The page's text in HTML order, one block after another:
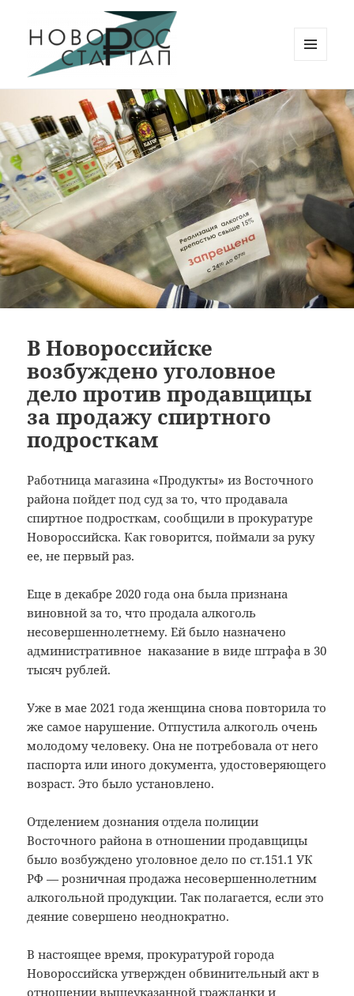
Новорос Стартап
ВИДЖЕТЫ
В Новороссийске
возбуждено уголовное
дело против продавщицы
за продажу спиртного
подросткам
Работница магазина «Продукты» из Восточного
района пойдет под суд за то, что продавала
спиртное подросткам, сообщили в прокуратуре
Новороссийска. Как говорится, поймали за руку
ее, не первый раз.
Еще в декабре 2020 года она была признана
виновной за то, что продала алкоголь
несовершеннолетнему. Ей было назначено
административное наказание в виде штрафа в 30
тысяч рублей.
Уже в мае 2021 года женщина снова повторила то
же самое нарушение. Отпустила алкоголь очень
молодому человеку. Она не потребовала от него
паспорта или иного документа, удостоверяющего
возраст. Это было установлено.
Отделением дознания отдела полиции
Восточного района в отношении продавщицы
было возбуждено уголовное дело по ст.151.1 УК
РФ — розничная продажа несовершеннолетним
алкогольной продукции. Так полагается, если это
деяние совершено неоднократно.
В настоящее время, прокуратурой города
Новороссийска утвержден обвинительный акт в
отношении вышеуказанной гражданки и